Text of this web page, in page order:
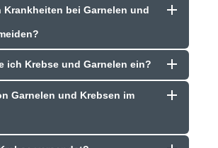
Krankheiten bei Garnelen und
ich Krebse und Garnelen ein?
Garnelen und Krebsen im